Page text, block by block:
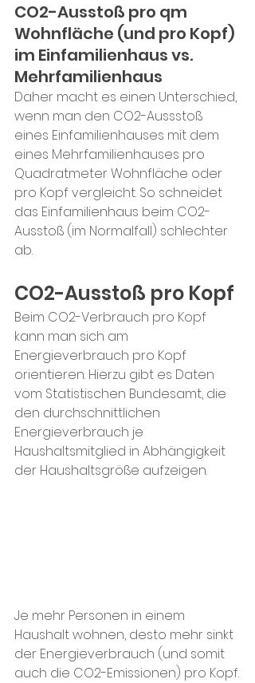
CO2-Ausstoß pro qm
Wohnfläche (und pro Kopf)
im Einfamilienhaus vs.
Mehrfamilienhaus
Daher macht es einen Unterschied,
wenn man den CO2-Aussstoß
eines Einfamilienhauses mit dem
eines Mehrfamilienhauses pro
Quadratmeter Wohnfläche oder
pro Kopf vergleicht. So schneidet
das Einfamilienhaus beim CO2-
Ausstoß (im Normalfall) schlechter
ab.
CO2-Ausstoß pro Kopf
Beim CO2-Verbrauch pro Kopf
kann man sich am
Energieverbrauch pro Kopf
orientieren. Hierzu gibt es Daten
vom Statistischen Bundesamt, die
den durchschnittlichen
Energieverbrauch je
Haushaltsmitglied in Abhängigkeit
der Haushaltsgröße aufzeigen.
Je mehr Personen in einem
Haushalt wohnen, desto mehr sinkt
der Energieverbrauch (und somit
auch die CO2-Emissionen) pro Kopf.